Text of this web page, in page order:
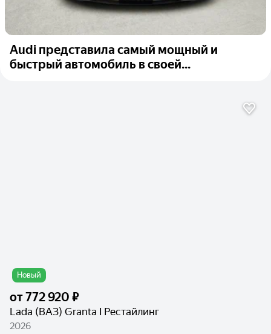
Audi представила самый мощный и
быстрый автомобиль в своей...
Новый
от772 920 ₽
Lada (ВАЗ) Granta I Рестайлинг
2026